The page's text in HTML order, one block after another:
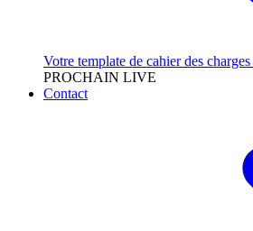
Votre template de cahier des
PROCHAIN LIVE
Contact